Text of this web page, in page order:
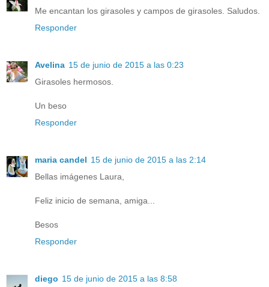
Me encantan los girasoles y campos de girasoles. Saludos.
Responder
Avelina 15 de junio de 2015 a las 0:23
Girasoles hermosos.
Un beso
Responder
maria candel 15 de junio de 2015 a las 2:14
Bellas imágenes Laura,
Feliz inicio de semana, amiga...
Besos
Responder
diego 15 de junio de 2015 a las 8:58